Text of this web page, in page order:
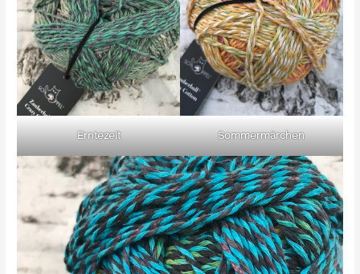
Erntezeit Sommermärchen